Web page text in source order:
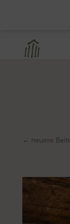
← neuere